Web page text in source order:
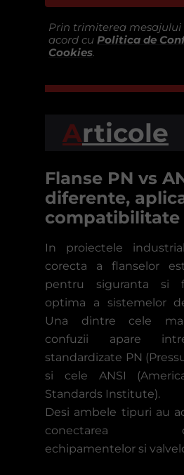
Prin trimiterea mesajului
acord cu Politica de
Cookies.
Articole
Flanse PN vs
diferente,
compatibilitate
In proiectele
corecta a flanselor
pentru siguranta si
optima a sistemelor
Una dintre cele
confuzii apare
standardizate PN
si cele ANSI
Standards Institute).
Desi ambele tipuri au
conectarea
echipamentelor si